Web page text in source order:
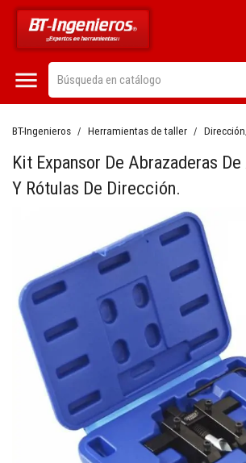

BT-Ingenieros Herramientas de taller
Kit Expansor De Abrazaderas
Y Rótulas De Dirección.